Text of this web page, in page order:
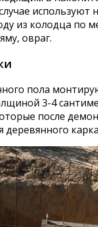
используют
из колодца по
овраг.
пола
3-4
после
деревянного